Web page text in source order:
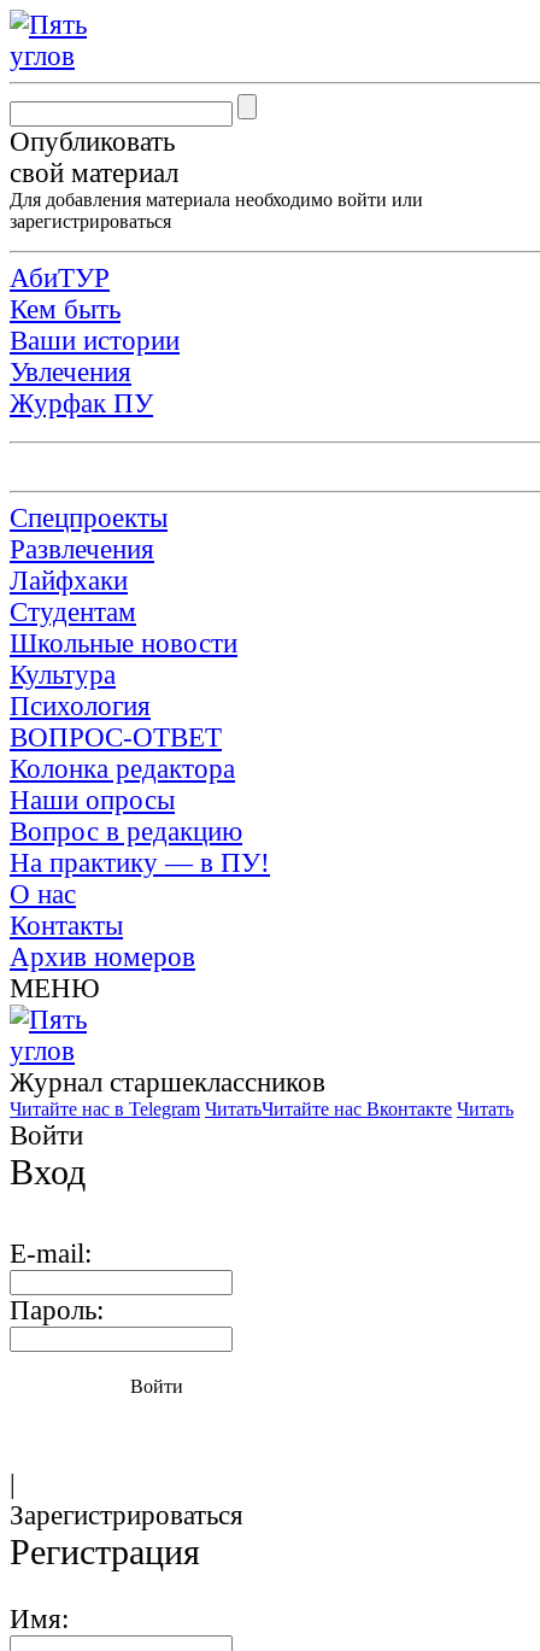
Опубликовать
свой материал
Для добавления материала необходимо войти или
зарегистрироваться
АбиТУР
Кем быть
Ваши истории
Увлечения
Журфак ПУ
Спецпроекты
Развлечения
Лайфхаки
Студентам
Школьные новости
Культура
Психология
ВОПРОС-ОТВЕТ
Колонка редактора
Наши опросы
Вопрос в редакцию
На практику — в ПУ!
О нас
Контакты
Архив номеров
МЕНЮ
Журнал старшекласcников
Читайте нас в Telegram ЧитатьЧитайте нас Вконтакте Читать
Войти
Вход
E-mail:
Пароль:
Войти
|
Зарегистрироваться
Регистрация
Имя: